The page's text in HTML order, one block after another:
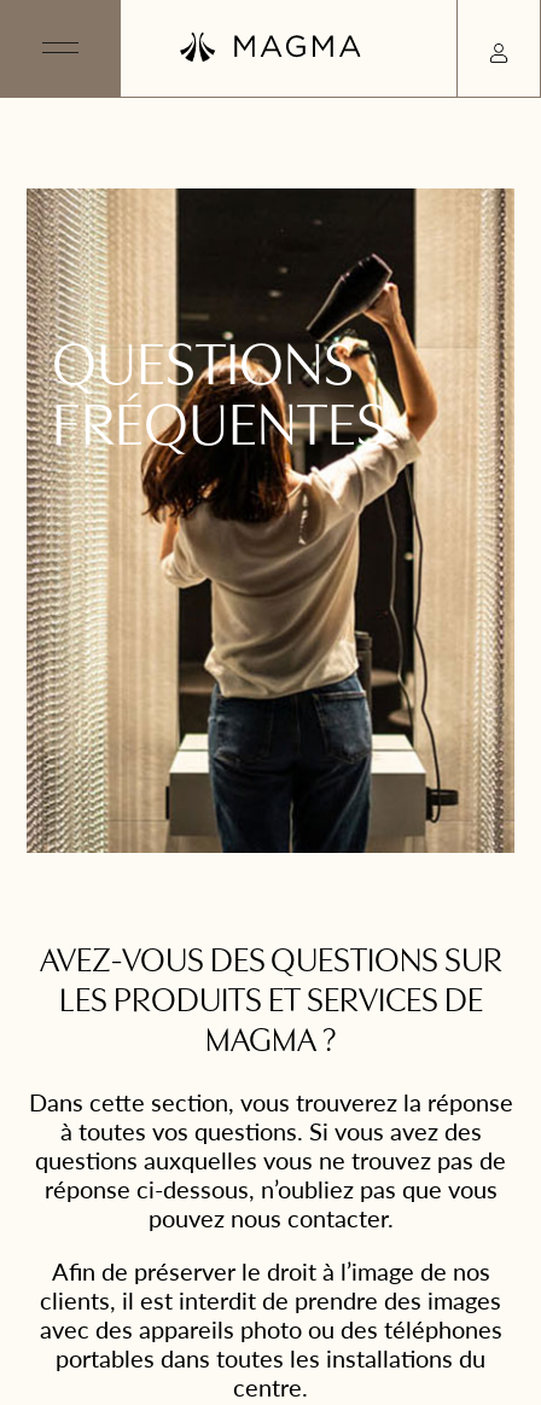
QUESTIONS
FRÉQUENTES
AVEZ-VOUS DES QUESTIONS SUR
LES PRODUITS ET SERVICES DE
MAGMA ?
Dans cette section, vous trouverez la réponse
à toutes vos questions. Si vous avez des
questions auxquelles vous ne trouvez pas de
réponse ci-dessous, n’oubliez pas que vous
pouvez nous contacter.
Afin de préserver le droit à l’image de nos
clients, il est interdit de prendre des images
avec des appareils photo ou des téléphones
portables dans toutes les installations du
centre.